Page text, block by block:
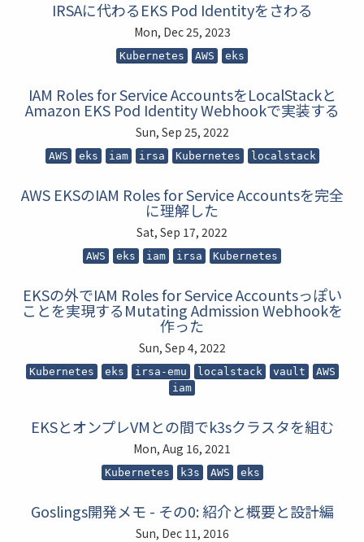
IRSAに代わるEKS Pod Identityをさわる
Mon, Dec 25, 2023
Kubernetes AWS eks
IAM Roles for Service AccountsをLocalStackと
Amazon EKS Pod Identity Webhookで実装する
Sun, Sep 25, 2022
AWS eks iam irsa Kubernetes localstack
AWS EKSのIAM Roles for Service Accountsを完全
に理解した
Sat, Sep 17, 2022
AWS eks iam irsa Kubernetes
EKSの外でIAM Roles for Service Accountsっぽい
ことを実現するMutating Admission Webhookを
作った
Sun, Sep 4, 2022
Kubernetes eks irsa-emu localstack vault
AWS
iam
EKSとオンプレVMとの間でk3sクラスタを組む
Mon, Aug 16, 2021
Kubernetes k3s AWS eks
Goslings開発メモ - その0: 紹介と概要と設計編
Sun, Dec 11, 2016